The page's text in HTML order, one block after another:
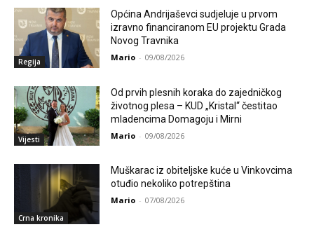
Regija
Općina Andrijaševci sudjeluje u prvom
izravno financiranom EU projektu Grada
Novog Travnika
Mario - 09/08/2026
Vijesti
Od prvih plesnih koraka do zajedničkog
životnog plesa – KUD „Kristal“ čestitao
mladencima Domagoju i Mirni
Mario - 09/08/2026
Crna kronika
Muškarac iz obiteljske kuće u Vinkovcima
otuđio nekoliko potrepština
Mario - 07/08/2026